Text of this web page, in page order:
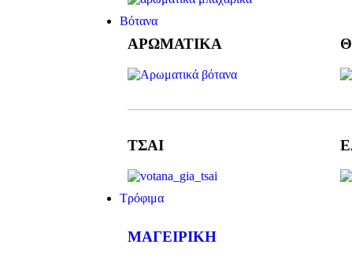
Βότανα
ΑΡΩΜΑΤΙΚΑ
ΤΣΑΙ
Τρόφιμα
ΜΑΓΕΙΡΙΚΗ